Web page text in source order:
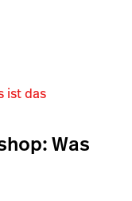
Was